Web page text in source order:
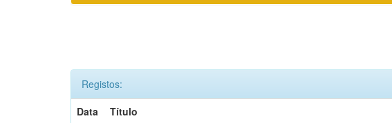
Registos:
Data
Título